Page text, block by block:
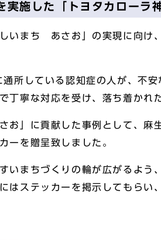
実施した「トヨタカローラ
いまち あさお」の実現に向け
所している認知症の人が、不
丁寧な対応を受け、落ち着かれ
お」に貢献した事例として、麻
ーを贈呈致しました。
いまちづくりの輪が広がるよ
はステッカーを掲示してもらい